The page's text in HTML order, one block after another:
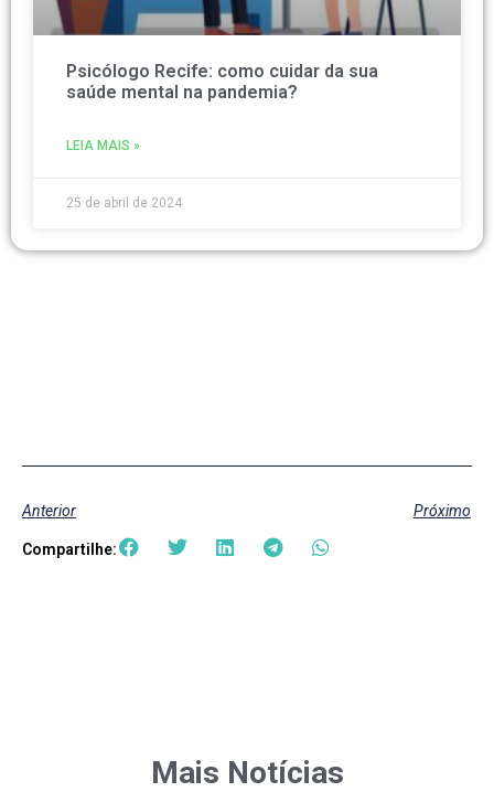
Psicólogo Recife: como cuidar da sua
saúde mental na pandemia?
LEIA MAIS »
25 de abril de 2024
Anterior Próximo
Compartilhe:
Mais Notícias